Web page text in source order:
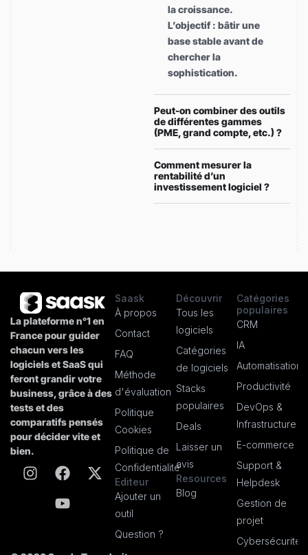
la croissance.
L’objectif : bâtir une
base stable avant de
chercher la
sophistication.
Peut-on combiner des outils
de différentes gammes
(PME, grand compte, etc.) ?
Comment mesurer la
rentabilité d’un
investissement logiciel ?
La plateforme n°1 en
France pour guider
chacun vers les
logiciels et SaaS qui
feront grandir votre
business, grâce à des
tests et des
comparatifs pensés
pour décider vite et
bien.
Saask
À propos
Contact
FAQ
Méthode
d'évaluation
Politique
Cookies
Politique de
Confidentialité
Editeur
Ajouter un
outil
Question ?
Découvrir
Tous les
logiciels
Catégories
de logiciels
Stacks
populaires
Deals
Laisser un
avis
Resources
Blog
Catégories
populaires
CRM
IA
Automatisation
Productivité
DevOps &
Infrastructure
E-commerce
Support &
Helpdesk
Gestion de
projet
Cybersécurité